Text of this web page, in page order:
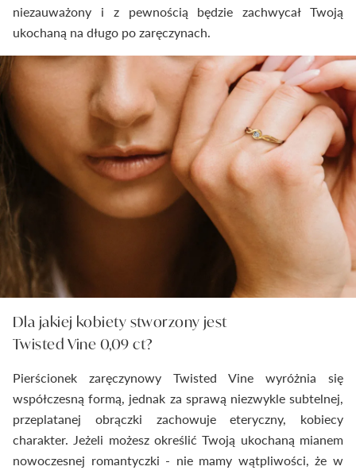
niezauważony i z pewnością będzie zachwycał Twoją
ukochaną na długo po zaręczynach.
Dla jakiej kobiety stworzony jest
Twisted Vine 0,09 ct?
Pierścionek zaręczynowy Twisted Vine wyróżnia się
współczesną formą, jednak za sprawą niezwykle subtelnej,
przeplatanej obrączki zachowuje eteryczny, kobiecy
charakter. Jeżeli możesz określić Twoją ukochaną mianem
nowoczesnej romantyczki - nie mamy wątpliwości, że w